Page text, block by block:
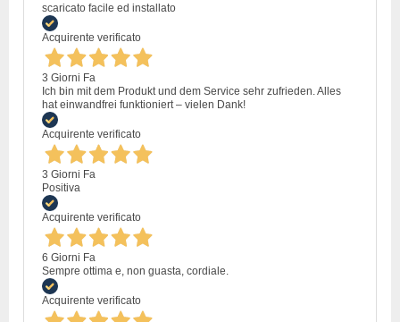
scaricato facile ed installato
Acquirente verificato
3 Giorni Fa
Ich bin mit dem Produkt und dem Service sehr zufrieden. Alles
hat einwandfrei funktioniert – vielen Dank!
Acquirente verificato
3 Giorni Fa
Positiva
Acquirente verificato
6 Giorni Fa
Sempre ottima e, non guasta, cordiale.
Acquirente verificato